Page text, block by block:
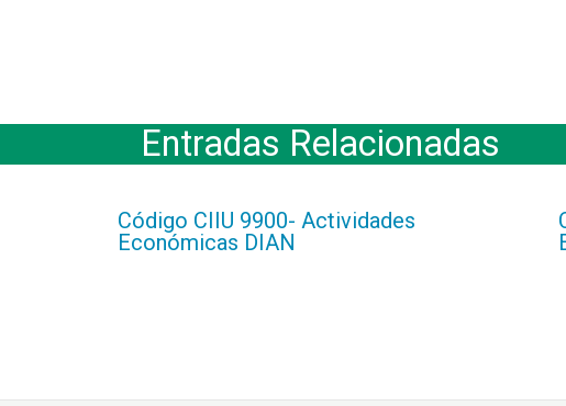
Entradas Relacionadas
Código CIIU 9900- Actividades
Económicas DIAN